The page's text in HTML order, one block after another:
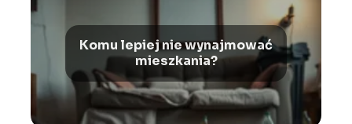
Komu lepiej nie wynajmować
mieszkania?